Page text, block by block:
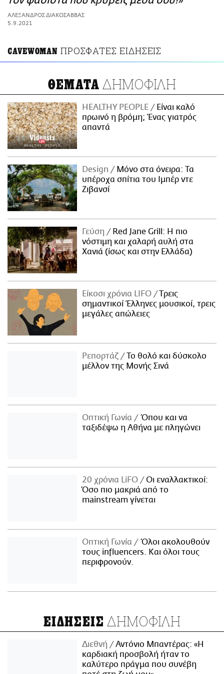
ΑΜΠΑ
PRINT
ΑΛΕΞΑΝΔΡΟΣ ΔΙΑΚΟΣΑΒΒΑΣ
5.9.2021
CAVEWOMAN ΠΡΟΣΦΑΤΕΣ ΕΙΔΗΣΕΙΣ
ΘΕΜΑΤΑ ΔΗΜΟΦΙΛΗ
HEALTHY PEOPLE
Είναι καλό
πρωινό η βρόμη; Ένας γιατρός
απαντά
Design
Μόνο στα όνειρα: Τα
υπέροχα σπίτια του Ιμπέρ ντε
Ζιβανσί
Γεύση
Red Jane Grill: Η πιο
νόστιμη και χαλαρή αυλή στα
Χανιά (ίσως και στην Ελλάδα)
Είκοσι χρόνια LIFO
Tρεις
σημαντικοί Έλληνες μουσικοί, τρεις
μεγάλες απώλειες
Ρεπορτάζ
Το θολό και δύσκολο
μέλλον της Μονής Σινά
Οπτική Γωνία
Όπου και να
ταξιδέψω η Αθήνα με πληγώνει
20 χρόνια LiFO
Οι εναλλακτικοί:
Όσο πιο μακριά από το
mainstream γίνεται
Οπτική Γωνία
Όλοι ακολουθούν
τους influencers. Και όλοι τους
περιφρονούν.
ΕΙΔΗΣΕΙΣ ΔΗΜΟΦΙΛΗ
Διεθνή
Αντόνιο Μπαντέρας: «Η
καρδιακή προσβολή ήταν το
καλύτερο πράγμα που συνέβη